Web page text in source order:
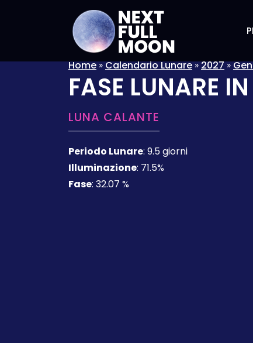
Home»Calendario Lunare»2027»
FASE LUNARE IN
LUNA CALANTE
Periodo Lunare: 9.5 giorni
Illuminazione: 71.5%
Fase: 32.07 %